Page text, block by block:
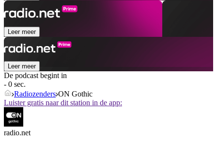
Leer meer
Leer meer
De podcast begint in
- 0 sec.
Radiozenders ON Gothic
Luister gratis naar dit station in de app:
radio.net